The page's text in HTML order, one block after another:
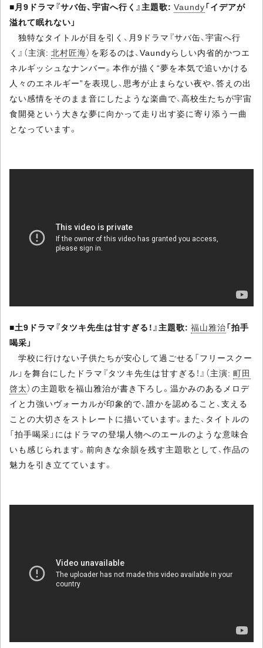
■月9ドラマ『サバ缶、宇宙へ行く』主題歌: Vaundy「イデアが
溢れて眠れない」
独特なタイトルが目を引く、月9ドラマ『サバ缶、宇宙へ行
く』（主演: 北村匠海）を彩るのは、Vaundyらしい内省的かつエ
ネルギッシュなナンバー。本作が描く“夢を本気で追いかける
人々のエネルギー”を表現し、思考が止まらない夜や、答えの出
ない感情をそのまま音にしたような楽曲で、高校生たちが宇宙
食開発という大きな夢に向かって走り出す姿に寄り添う一曲
となっています。
■土9ドラマ『タツキ先生は甘すぎる！』主題歌: 福山雅治「拍手
喝采」
学校に行けない子供たちが安心して過ごせる「フリースクー
ル」を舞台にしたドラマ『タツキ先生は甘すぎる！』（主演: 町田
啓太）の主題歌を福山雅治が書き下ろし。温かみのあるメロデ
イと力強いヴォーカルが印象的で、誰かを認めること、支える
ことの大切さをストレートに描いています。また、タイトルの
「拍手喝采」にはドラマの登場人物へのエールのような意味合
いも感じられます。前向きな余韻を残す主題歌として、作品の
魅力を引き立てています。